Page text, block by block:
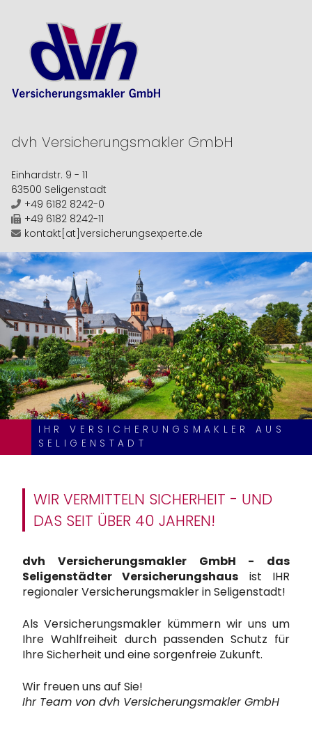
dvh Versicherungsmakler GmbH
Einhardstr. 9 - 11
63500 Seligenstadt
+49 6182 8242-0
+49 6182 8242-11
kontakt[at]versicherungsexperte.de
IHR VERSICHERUNGSMAKLER AUS
SELIGENSTADT
WIR VERMITTELN SICHERHEIT - UND
DAS SEIT ÜBER 40 JAHREN!
dvh Versicherungsmakler GmbH - das
Seligenstädter Versicherungshaus ist IHR
regionaler Versicherungsmakler in Seligenstadt!
Als Versicherungsmakler kümmern wir uns um
Ihre Wahlfreiheit durch passenden Schutz für
Ihre Sicherheit und eine sorgenfreie Zukunft.
Wir freuen uns auf Sie!
Ihr Team von dvh Versicherungsmakler GmbH